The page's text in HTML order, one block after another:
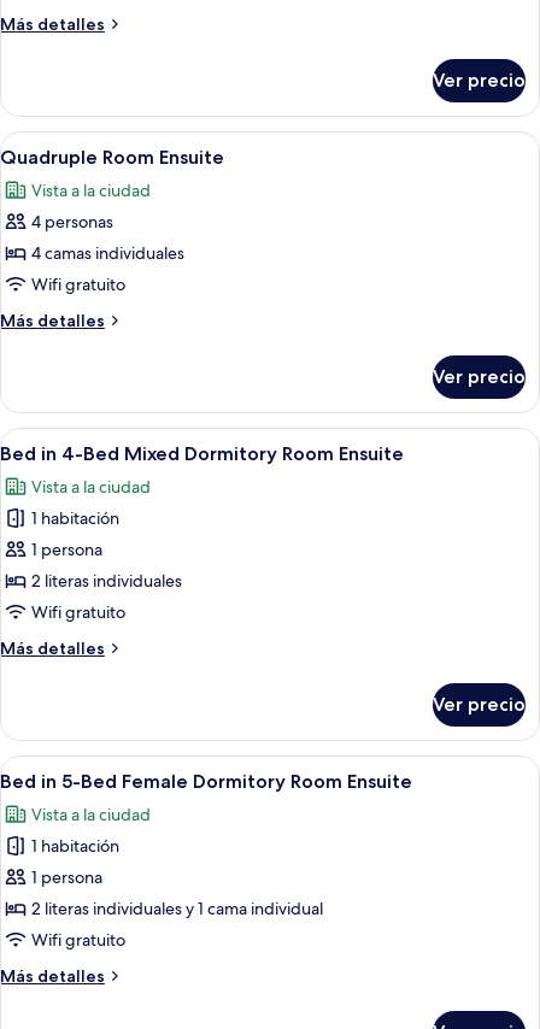
&
Más detalles
Más
Room
(Bunk
&
Ensuite
Ver precio
Abrir
todas
las
fotos
de
Quadruple
Room
Ensuite
Camas literas con estructura
11
Quadruple Room Ensuite
Vista a la ciudad
4 personas
4 camas individuales
Wifi gratuito
Más detalles
Más
Room
Ensuite
Ver precio
Abrir
todas
las
fotos
de
Bed
in
Bed
Room
Ensuite
Camas literas con estructura
9
Bed in 4-Bed Mixed Dormitory Room Ensuite
Vista a la ciudad
1 habitación
1 persona
2 literas individuales
Wifi gratuito
Más detalles
Más
in
4-
Bed
Dormitory
Room
Ensuite
Ver precio
Abrir
todas
las
fotos
de
Bed
in
Bed
Un dormitorio con literas, una
6
Bed in 5-Bed Female Dormitory Room Ensuite
Vista a la ciudad
1 habitación
1 persona
2 literas individuales y 1 cama individual
Wifi gratuito
Más detalles
Más